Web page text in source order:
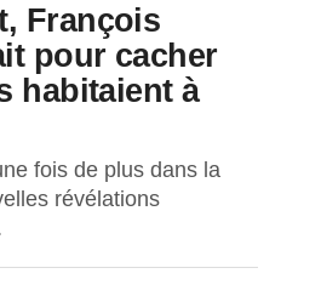
François
pour cacher
habitaient à
fois de plus dans la
révélations